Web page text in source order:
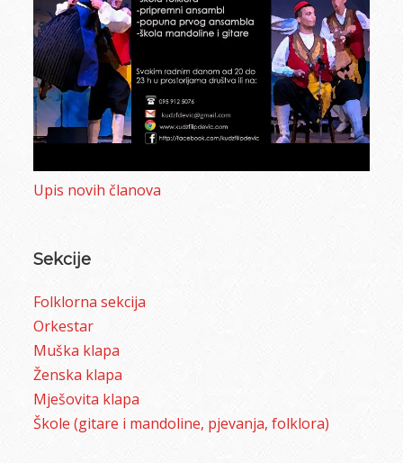
Upis novih članova
Sekcije
Folklorna sekcija
Orkestar
Muška klapa
Ženska klapa
Mješovita klapa
Škole (gitare i mandoline, pjevanja, folklora)